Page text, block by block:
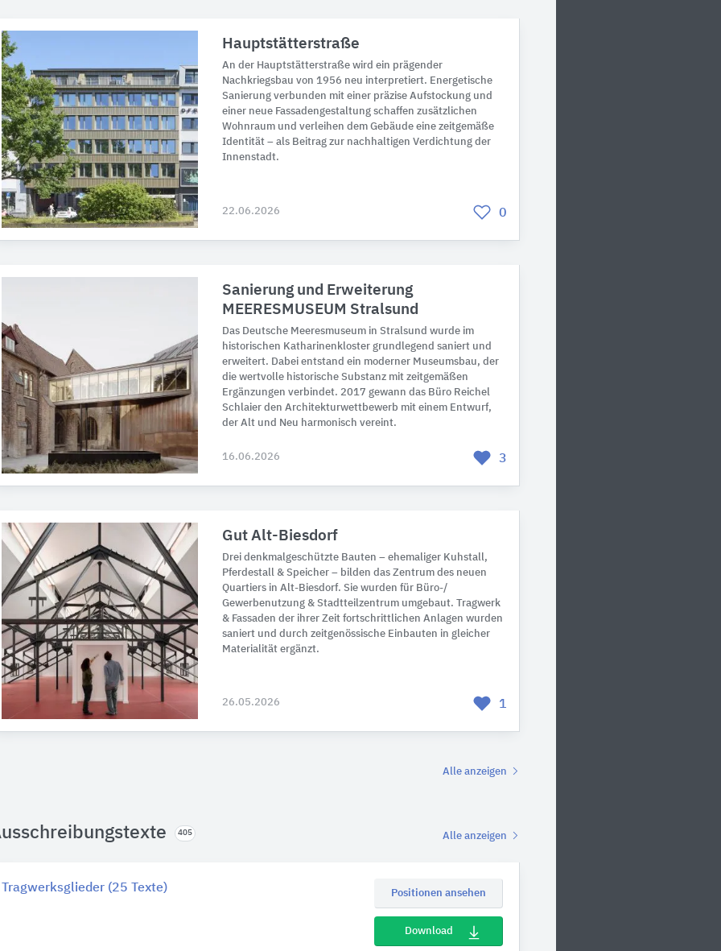
Hauptstätterstraße
An der Hauptstätterstraße wird ein prägender
Nachkriegsbau von 1956 neu interpretiert. Energetische
Sanierung verbunden mit einer präzise Aufstockung und
einer neue Fassadengestaltung schaffen zusätzlichen
Wohnraum und verleihen dem Gebäude eine zeitgemäße
Identität – als Beitrag zur nachhaltigen Verdichtung der
Innenstadt.
22.06.2026 0
Sanierung und Erweiterung
MEERESMUSEUM Stralsund
Das Deutsche Meeresmuseum in Stralsund wurde im
historischen Katharinenkloster grundlegend saniert und
erweitert. Dabei entstand ein moderner Museumsbau, der
die wertvolle historische Substanz mit zeitgemäßen
Ergänzungen verbindet. 2017 gewann das Büro Reichel
Schlaier den Architekturwettbewerb mit einem Entwurf,
der Alt und Neu harmonisch vereint.
16.06.2026 3
Gut Alt-Biesdorf
Drei denkmalgeschützte Bauten – ehemaliger Kuhstall,
Pferdestall & Speicher – bilden das Zentrum des neuen
Quartiers in Alt-Biesdorf. Sie wurden für Büro-/
Gewerbenutzung & Stadtteilzentrum umgebaut. Tragwerk
& Fassaden der ihrer Zeit fortschrittlichen Anlagen wurden
saniert und durch zeitgenössische Einbauten in gleicher
Materialität ergänzt.
26.05.2026 1
Alle anzeigen
405 Alle anzeigen
Tragwerksglieder (25 Texte) Positionen ansehen
Download